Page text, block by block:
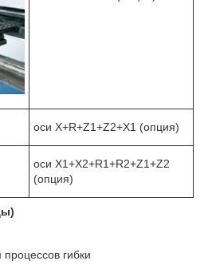
оси X+R+Z1+Z2+X1 (опция)
оси X1+X2+R1+R2+Z1+Z2
(опция)
гибки